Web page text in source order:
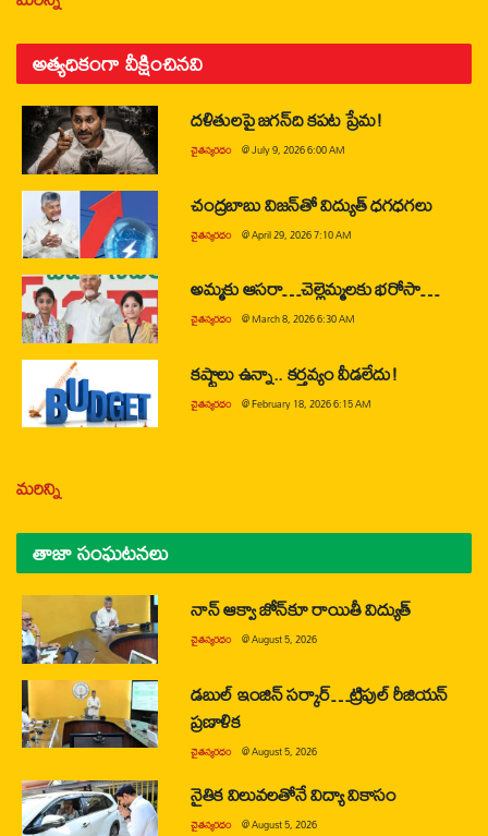
అత్యధికంగా వీక్షించినవి
దళితులపై జగన్‌ది కపట ప్రేమ!
చైతన్యరధం @July 9, 2026 6:00 AM
చంద్రబాబు విజన్‌తో విద్యుత్ ధగధగలు
చైతన్యరధం @April 29, 2026 7:10 AM
అమ్మకు ఆసరా…చెల్లెమ్మలకు భరోసా…
చైతన్యరధం @March 8, 2026 6:30 AM
కష్టాలు ఉన్నా.. కర్తవ్యం వీడలేదు!
చైతన్యరధం @February 18, 2026 6:15 AM
మరిన్ని
తాజా సంఘటనలు
నాన్ ఆక్వా జోన్‌కూ రాయితీ విద్యుత్
చైతన్యరధం @August 5, 2026
డబుల్ ఇంజిన్ సర్కార్…ట్రిపుల్ రీజియన్
ప్రణాళిక
చైతన్యరధం @August 5, 2026
నైతిక విలువలతోనే విద్యా వికాసం
చైతన్యరధం @August 5, 2026